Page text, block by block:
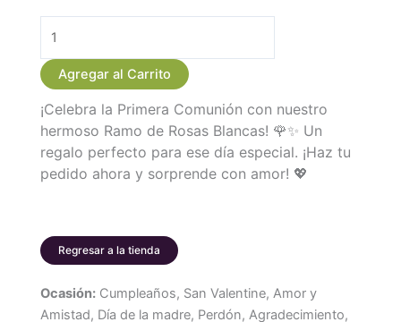
Ramo
de
36
Rosas
Blancas
para
Primera
Agregar al Carrito
¡Celebra la Primera Comunión con nuestro
hermoso Ramo de Rosas Blancas! 🌹✨ Un
regalo perfecto para ese día especial. ¡Haz tu
pedido ahora y sorprende con amor! 💖
Regresar a la tienda
Ocasión: Cumpleaños, San Valentine, Amor y
Amistad, Día de la madre, Perdón, Agradecimiento,